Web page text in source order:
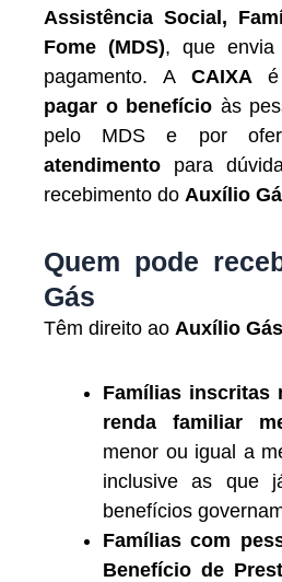
Assistência Social,
Fome (MDS), que envia
pagamento. A CAIXA
pagar o benefício às
pelo MDS e por
atendimento para
recebimento do Auxílio
Quem pode
Gás
Têm direito ao Auxílio Gás
Famílias inscritas
renda familiar
menor ou igual a
inclusive as que
benefícios
Famílias com
Benefício de